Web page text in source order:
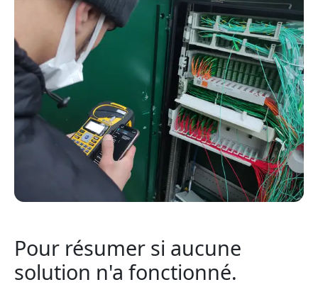
Pour résumer si aucune
solution n'a fonctionné.